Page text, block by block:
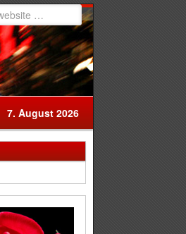
7. August 2026